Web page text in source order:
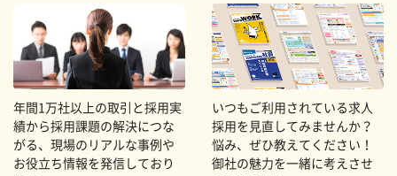
年間1万社以上の取引と採用実
績から採用課題の解決につな
がる、現場のリアルな事例や
お役立ち情報を発信しており
いつもご利用されている求人
採用を見直してみませんか？
悩み、ぜひ教えてください！
御社の魅力を一緒に考えさせ